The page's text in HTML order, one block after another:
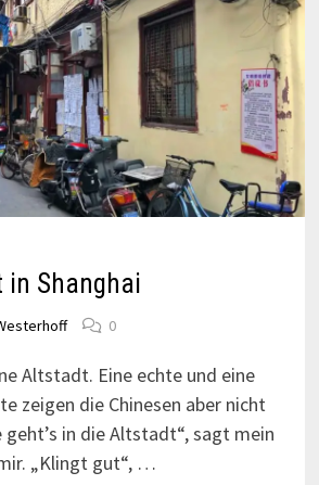
in Shanghai
0
Altstadt. Eine echte und eine
zeigen die Chinesen aber nicht
geht’s in die Altstadt“, sagt mein
„Klingt gut“, …